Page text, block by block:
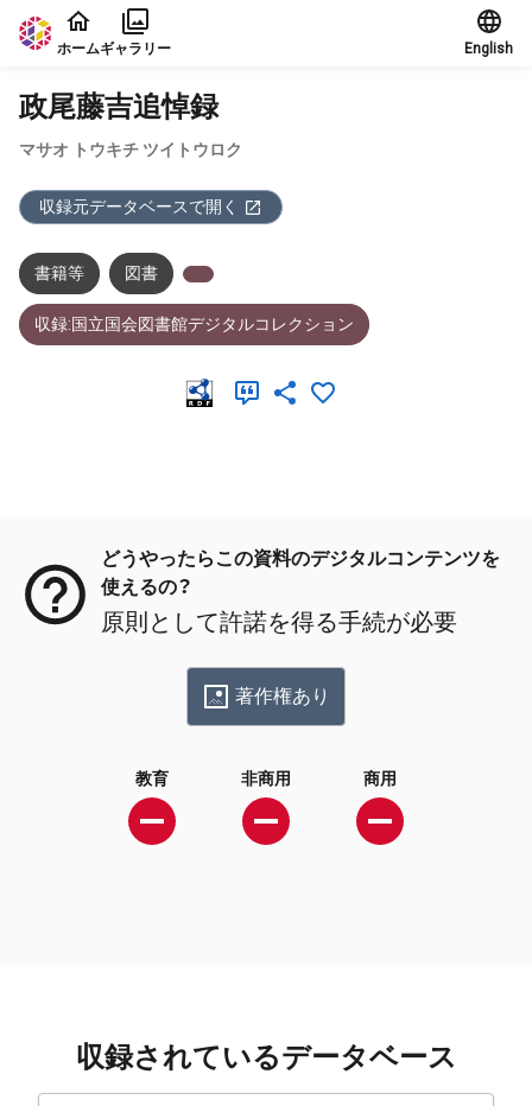
本文に飛ぶ
ホームギャラリー English
政尾藤吉追悼録
マサオ トウキチ ツイトウロク
収録元データベースで開く
書籍等 図書
収録:国立国会図書館デジタルコレクション
どうやったらこの資料のデジタルコンテンツを
使えるの？
原則として許諾を得る手続が必要
著作権あり
教育 非商用 商用
収録されているデータベース